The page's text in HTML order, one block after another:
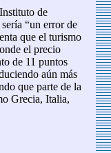
de
“un error de
que el turismo
el precio
de 11 puntos
aún más
que parte de la
Grecia, Italia,